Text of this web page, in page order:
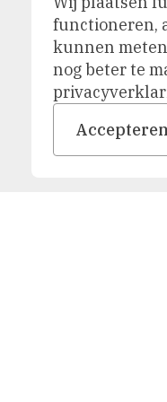
functioneren,
kunnen
nog beter te
Accepteren